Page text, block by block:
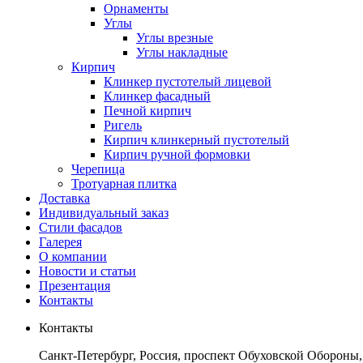
Орнаменты
Углы
Углы врезные
Углы накладные
Кирпич
Клинкер пустотелый лицевой
Клинкер фасадный
Печной кирпич
Ригель
Кирпич клинкерный пустотелый
Кирпич ручной формовки
Черепица
Тротуарная плитка
Доставка
Индивидуальный заказ
Стили фасадов
Галерея
О компании
Новости и статьи
Презентация
Контакты
Контакты
Санкт-Петербург, Россия, проспект Обуховской